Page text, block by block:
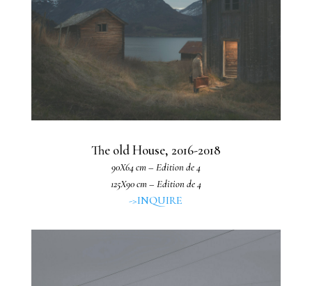
The old House, 2016-2018
90X64 cm – Edition de 4
125X90 cm – Edition de 4
->INQUIRE